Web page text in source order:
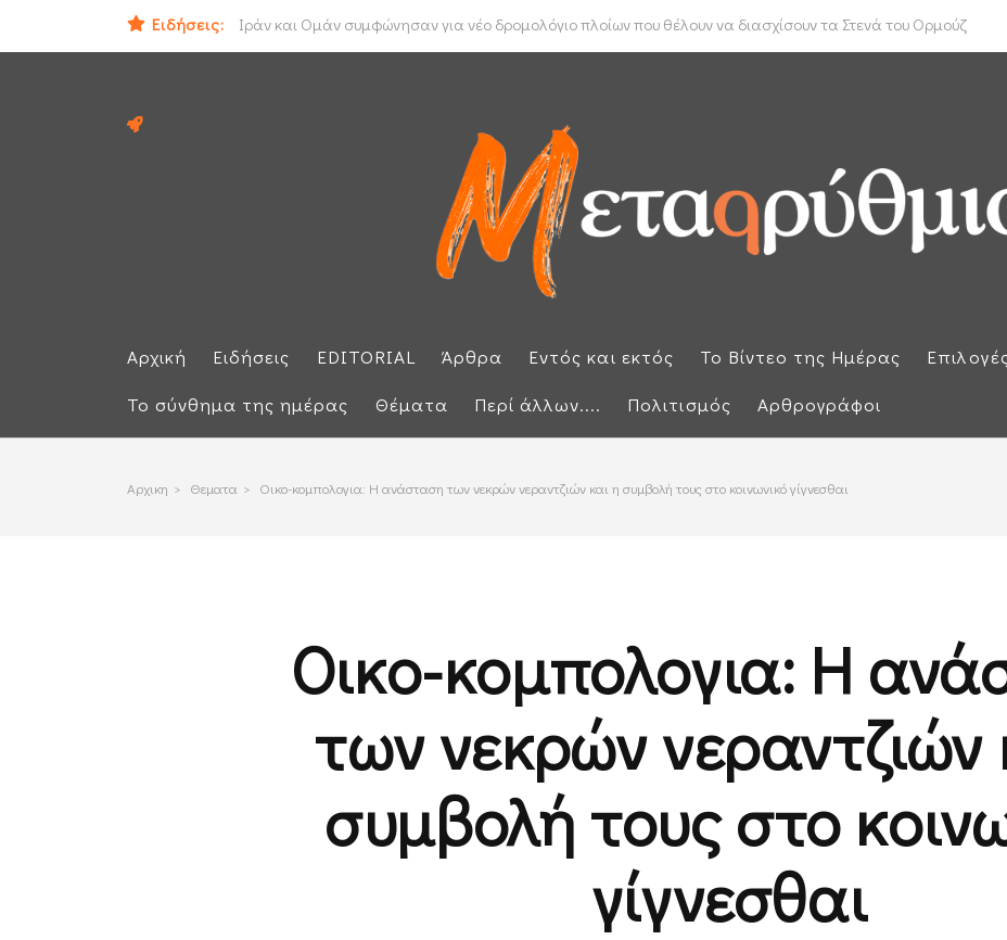
Ειδήσεις:
Ιράν και Ομάν συμφώνησαν για νέο δρομολόγιο πλοίων που θέλουν να διασχίσουν τα Στενά του Ορμούζ
Ηλεκτρική διασύνδεση Ελλάδας - Κύπρου: «Έπεσαν» οι υπογραφές με τον γαλλικό κολοσσό Meridiam
Αρχική Ειδήσεις EDITORIAL Άρθρα Εντός και εκτός Το Βίντεο της Ημέρας
Το σύνθημα της ημέρας
Θέματα Περί άλλων.... Πολιτισμός Αρθρογράφοι
Αρχικη > Θεματα > Οικο-κομπολογια: Η ανάσταση των νεκρών νεραντζιών και η συμβολή τους στο κοινωνικό γίγνεσθαι
Οικο-κομπολογια: Η
των νεκρών νεραντζιών
συμβολή τους στο
γίγνεσθαι